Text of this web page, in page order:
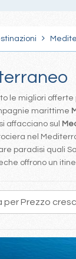
le migliori
marittime
affacciano sul
nel
paradisi quali
offrono un
144 145